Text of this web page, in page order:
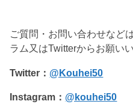
ご質問・お問い合わせなど
ラム又はTwitterからお願い
Twitter： @Kouhei50
Instagram： @kouhei50